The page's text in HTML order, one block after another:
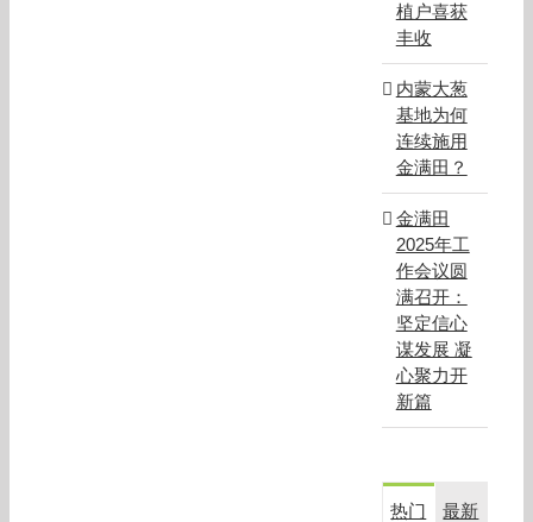
植户喜获
丰收
内蒙大葱
基地为何
连续施用
金满田？
金满田
2025年工
作会议圆
满召开：
坚定信心
谋发展 凝
心聚力开
新篇
热门 最新